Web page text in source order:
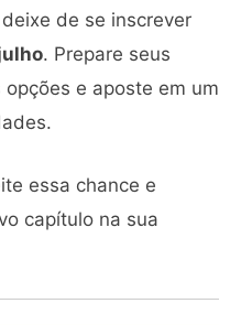
de se inscrever
. Prepare seus
e aposte em um
essa chance e
capítulo na sua